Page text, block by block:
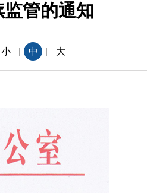
管的通知
小 | 中 | 大